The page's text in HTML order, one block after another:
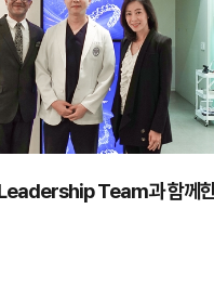
Team과 함께